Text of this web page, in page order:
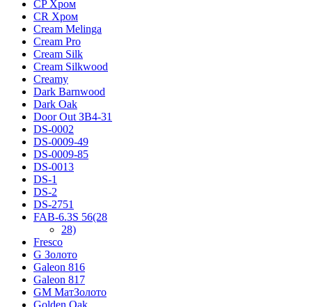
CP Хром
CR Хром
Cream Melinga
Cream Pro
Cream Silk
Cream Silkwood
Creamy
Dark Barnwood
Dark Oak
Door Out ЗВ4-31
DS-0002
DS-0009-49
DS-0009-85
DS-0013
DS-1
DS-2
DS-2751
FAB-6.3S 56(28
28)
Fresco
G Золото
Galeon 816
Galeon 817
GM МатЗолото
Golden Oak